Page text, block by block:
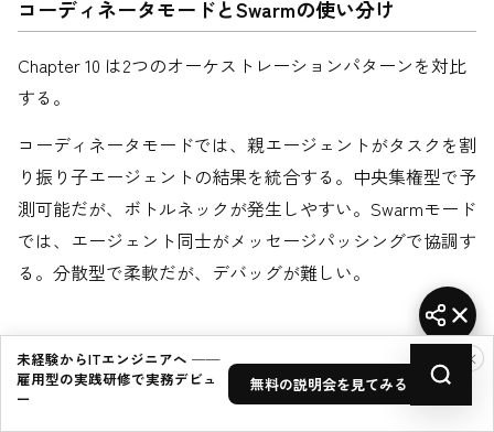
コーディネータモードとSwarmの使い分け
Chapter 10 は2つのオーケストレーションパターンを対比
する。
コーディネータモードでは、親エージェントがタスクを割
り振り子エージェントの結果を統合する。中央集権型で予
測可能だが、ボトルネックが発生しやすい。Swarmモード
では、エージェント同士がメッセージパッシングで協調す
る。分散型で柔軟だが、デバッグが難しい。
ファイルベースメモリとLLM関連性選択
Chapter 11 のキーインサイトは「キーワードマッチングで
×
未経験からITエンジニアへ ──
雇用型の実践研修で実務デビュ
ー
無料の説明会を見てみる →